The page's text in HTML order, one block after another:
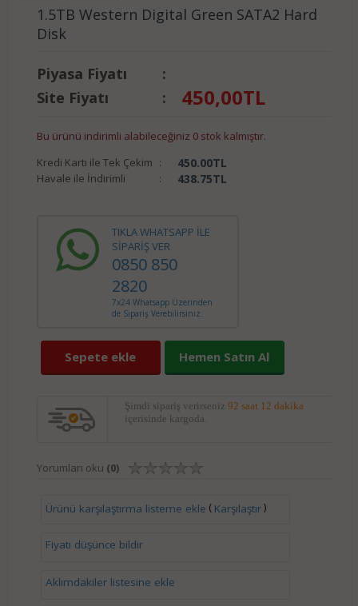
1.5TB Western Digital Green SATA2 Hard
Disk
Piyasa Fiyatı
:
Site Fiyatı
: 450,00TL
Bu ürünü indirimli alabileceğiniz 0 stok kalmıştır.
Kredi Kartı ile Tek Çekim : 450.00TL
Havale ile İndirimli : 438.75TL
TIKLA WHATSAPP İLE
SİPARİŞ VER
0850 850
2820
7x24 Whatsapp Üzerinden
de Sipariş Verebilirsiniz.
Sepete ekle Hemen Satın Al
Şimdi sipariş verirseniz 92 saat 12 dakika
içerisinde kargoda.
Yorumları oku (0)
Ürünü karşılaştırma listeme ekle ( Karşılaştır)
Fiyatı düşünce bildir
Aklımdakiler listesine ekle